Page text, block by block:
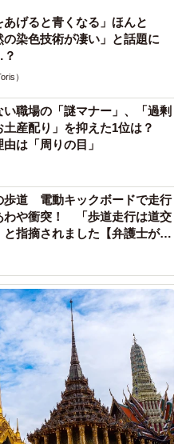
あげると青くなる」ほんと
染色技術が凄い」と話題に
）
職場の「謎マナー」、「過剰
土産配り」を抑えた1位は？
は「周りの目」
歩道 電動キックボードで走行
わや衝突！ 「歩道走行は道交
指摘されました【弁護士が解